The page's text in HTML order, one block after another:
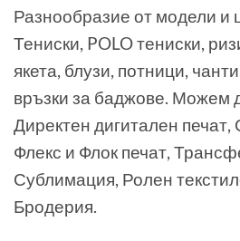
Разнообразие от модели и
Тениски, POLO тениски,
якета, блузи, потници,
връзки за баджове. Можем
Директен дигитален
Флекс и Флок печат,
Сублимация, Ролен
Бродерия.